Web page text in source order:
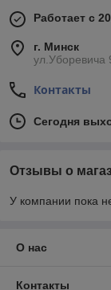
Работает с
г. Минск
ул.Уборевича
Контакты
Сегодня
Отзывы о
У компании пока
О нас
Контакты